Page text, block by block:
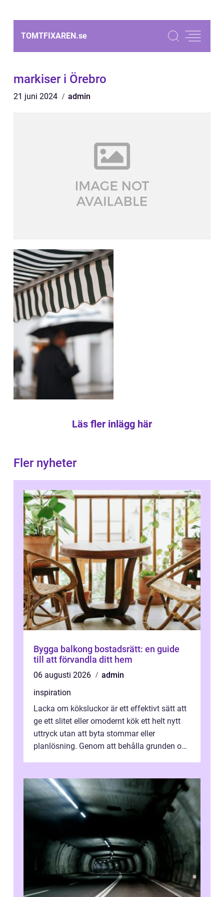
TOMTFIXAREN.se
markiser i Örebro
21 juni 2024 admin
Läs fler inlägg här
Fler nyheter
Bygga balkong bostadsrätt: en guide
till att förvandla ditt hem
06 augusti 2026
admin
inspiration
Lacka om köksluckor är ett effektivt sätt att
ge ett slitet eller omodernt kök ett helt nytt
uttryck utan att byta stommar eller
planlösning. Genom att behålla grunden och